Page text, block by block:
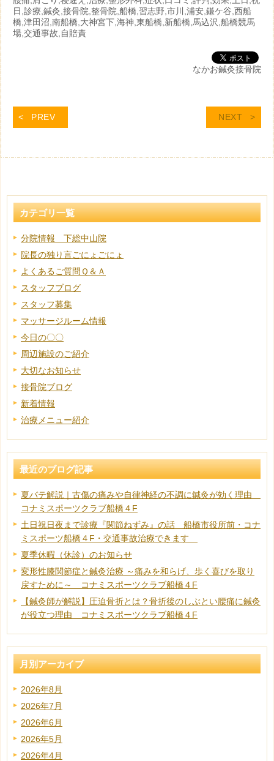
日,診療,鍼灸,接骨院,整骨院,船橋,習志野,市川,浦安,鎌ケ谷,西船
橋,津田沼,南船橋,大神宮下,海神,東船橋,新船橋,馬込沢,船橋競馬
場,交通事故,自賠責
なかお鍼灸接骨院
PREV NEXT
カテゴリ一覧
分院情報 下総中山院
院長の独り言ごにょごにょ
よくあるご質問Ｑ＆Ａ
スタッフブログ
スタッフ募集
マッサージルーム情報
今日の〇〇
周辺施設のご紹介
大切なお知らせ
接骨院ブログ
新着情報
治療メニュー紹介
最近のブログ記事
夏バテ解説｜古傷の痛みや自律神経の不調に鍼灸が効く理由
コナミスポーツクラブ船橋４F
土日祝日夜まで診療『関節ねずみ』の話 船橋市役所前・コナ
ミスポーツ船橋４F・交通事故治療できます
夏季休暇（休診）のお知らせ
変形性膝関節症と鍼灸治療 ～痛みを和らげ、歩く喜びを取り
戻すために～ コナミスポーツクラブ船橋４F
【鍼灸師が解説】圧迫骨折とは？骨折後のしぶとい腰痛に鍼灸
が役立つ理由 コナミスポーツクラブ船橋４F
月別アーカイブ
2026年8月
2026年7月
2026年6月
2026年5月
2026年4月